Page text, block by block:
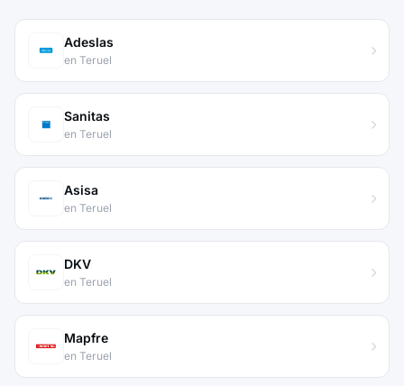
Adeslas
en Teruel
Sanitas
en Teruel
Asisa
en Teruel
DKV
en Teruel
Mapfre
en Teruel